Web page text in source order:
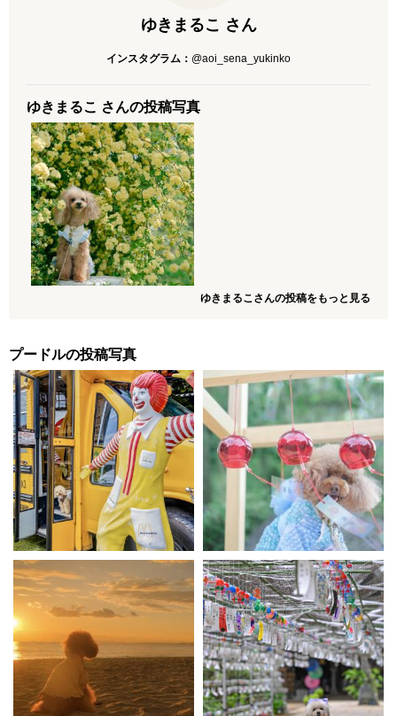
ゆきまるこ さん
インスタグラム： @aoi_sena_yukinko
ゆきまるこ さんの投稿写真
ゆきまるこさんの投稿をもっと見る
プードルの投稿写真